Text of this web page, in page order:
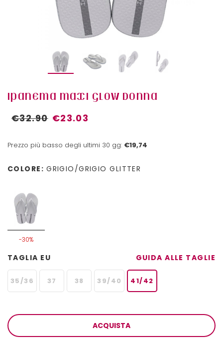
IPANEMA MAXI GLOW DONNA
€32.90 €23.03
Prezzo più basso degli ultimi 30 gg: €19,74
COLORE: GRIGIO/GRIGIO GLITTER
-30%
TAGLIA EU GUIDA ALLE TAGLIE
35/36 37 38 39/40 41/42
ACQUISTA